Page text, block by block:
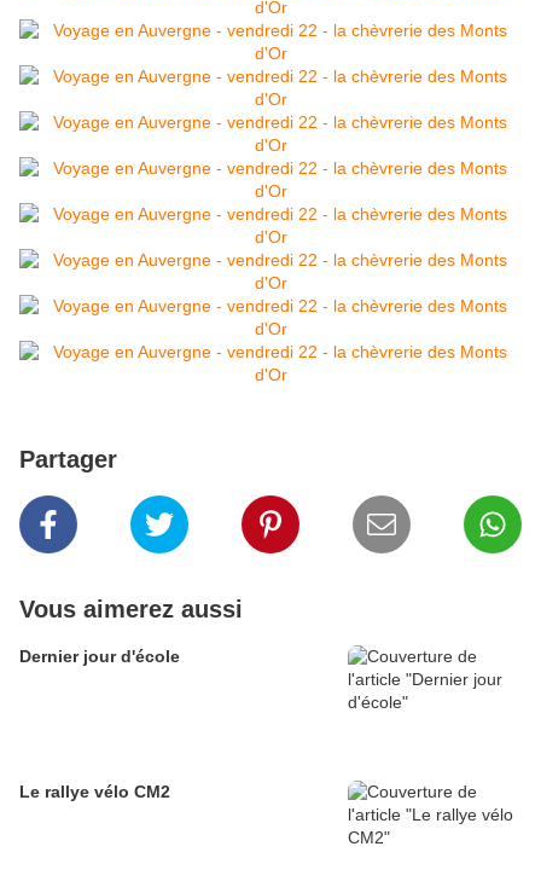
Partager
Vous aimerez aussi
Dernier jour d'école
Le rallye vélo CM2